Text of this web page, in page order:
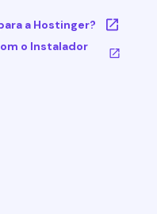
a Hostinger?
o Instalador